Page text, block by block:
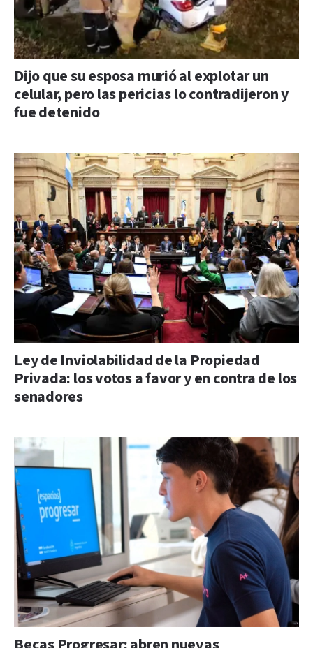
Dijo que su esposa murió al explotar un
celular, pero las pericias lo contradijeron y
fue detenido
Ley de Inviolabilidad de la Propiedad
Privada: los votos a favor y en contra de los
senadores